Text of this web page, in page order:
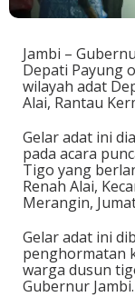
Jambi –
Depati Payung
wilayah adat
Alai, Rantau
Gelar adat ini
pada acara
Tigo yang
Renah Alai,
Merangin,
Gelar adat ini
penghormatan
warga dusun
Gubernur Jambi.